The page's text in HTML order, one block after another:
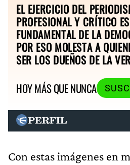
EL EJERCICIO DEL
PROFESIONAL Y CRÍTICO
FUNDAMENTAL DE LA
POR ESO MOLESTA A
SER LOS DUEÑOS DE LA
HOY MÁS QUE NUNCA
Con estas imágenes en